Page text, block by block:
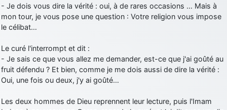
- Je dois vous dire la vérité : oui, à de rares occasions … Mais à
mon tour, je vous pose une question : Votre religion vous impose
le célibat…
Le curé l'interrompt et dit :
- Je sais ce que vous allez me demander, est-ce que j'ai goûté au
fruit défendu ? Et bien, comme je me dois aussi de dire la vérité :
Oui, une fois ou deux, j'y ai goûté…
Les deux hommes de Dieu reprennent leur lecture, puis l'Imam